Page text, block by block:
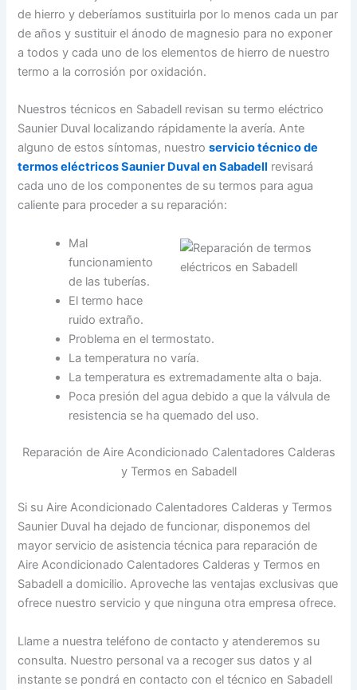
de hierro y deberíamos sustituirla por lo menos cada un par
de años y sustituir el ánodo de magnesio para no exponer
a todos y cada uno de los elementos de hierro de nuestro
termo a la corrosión por oxidación.
Nuestros técnicos en Sabadell revisan su termo eléctrico
Saunier Duval localizando rápidamente la avería. Ante
alguno de estos síntomas, nuestroservicio técnico de
termos eléctricos Saunier Duval en Sabadell revisará
cada uno de los componentes de su termos para agua
caliente para proceder a su reparación:
Mal
funcionamiento
de las tuberías.
El termo hace
ruido extraño.
Problema en el termostato.
La temperatura no varía.
La temperatura es extremadamente alta o baja.
Poca presión del agua debido a que la válvula de
resistencia se ha quemado del uso.
Reparación de Aire Acondicionado Calentadores Calderas
y Termos en Sabadell
Si su Aire Acondicionado Calentadores Calderas y Termos
Saunier Duval ha dejado de funcionar, disponemos del
mayor servicio de asistencia técnica para reparación de
Aire Acondicionado Calentadores Calderas y Termos en
Sabadell a domicilio. Aproveche las ventajas exclusivas que
ofrece nuestro servicio y que ninguna otra empresa ofrece.
Llame a nuestra teléfono de contacto y atenderemos su
consulta. Nuestro personal va a recoger sus datos y al
instante se pondrá en contacto con el técnico en Sabadell